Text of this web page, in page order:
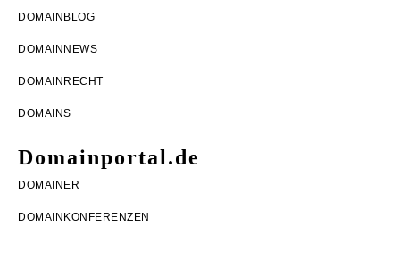
Zur
Hauptnavigation
springen
Zum
Inhalt
springen
Zur
Seitenspalte
springen
DOMAINBLOG
DOMAINNEWS
DOMAINRECHT
DOMAINS
Domainportal.de
Domainblog
rund
DOMAINER
DOMAINKONFERENZEN